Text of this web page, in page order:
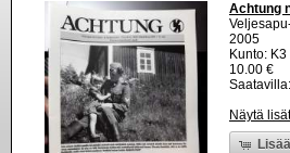
Achtung
2005
Kunto:
10.00 €
Näytä